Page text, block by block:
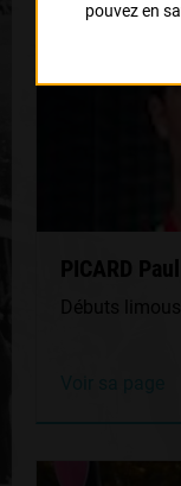
PICARD Paul
Débuts
pouvez en